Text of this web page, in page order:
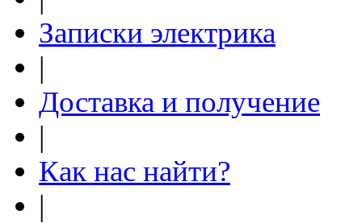
Записки электрика
|
Доставка и получение
|
Как нас найти?
|